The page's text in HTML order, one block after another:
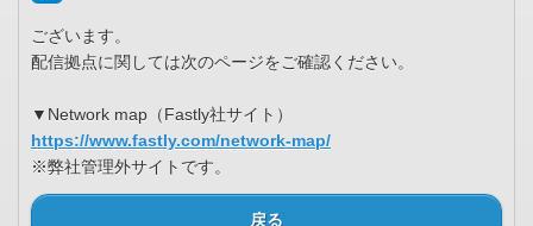
ございます。
配信拠点に関しては次のページをご確認ください。
▼Network map（Fastly社サイト）
https://www.fastly.com/network-map/
※弊社管理外サイトです。
戻る